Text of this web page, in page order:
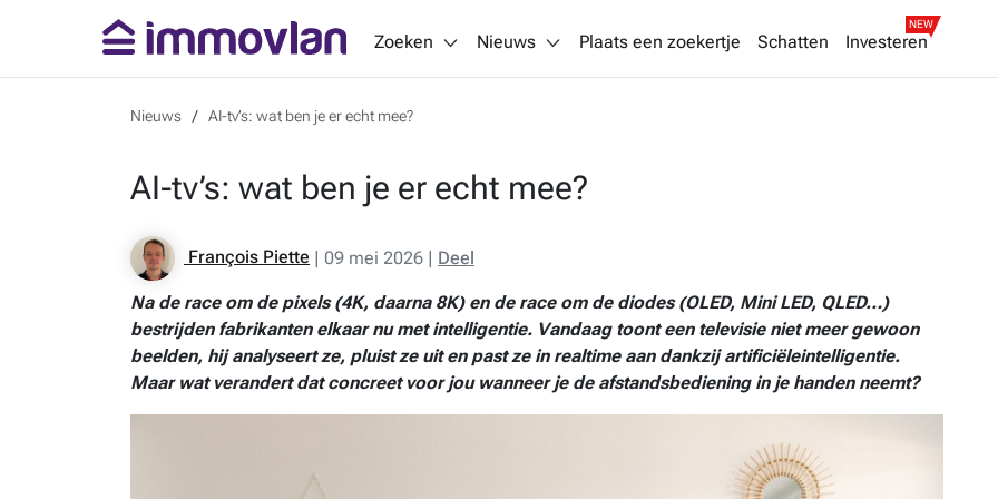
Zoeken Nieuws Plaats een zoekertje Schatten Investeren
NEW
Nieuws AI-tv’s: wat ben je er echt mee?
AI-tv’s: wat ben je er echt mee?
François Piette | 09 mei 2026 | Deel
Na de race om de pixels (4K, daarna 8K) en de race om de diodes (OLED, Mini LED, QLED…)
bestrijden fabrikanten elkaar nu met intelligentie. Vandaag toont een televisie niet meer gewoon
beelden, hij analyseert ze, pluist ze uit en past ze in realtime aan dankzij artificiëleintelligentie.
Maar wat verandert dat concreet voor jou wanneer je de afstandsbediening in je handen neemt?